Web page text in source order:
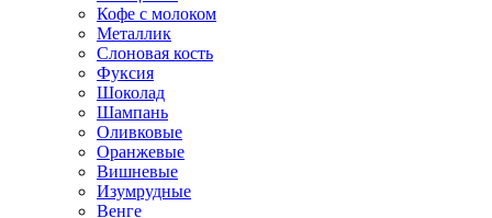
Кофе с молоком
Металлик
Слоновая кость
Фуксия
Шоколад
Шампань
Оливковые
Оранжевые
Вишневые
Изумрудные
Венге